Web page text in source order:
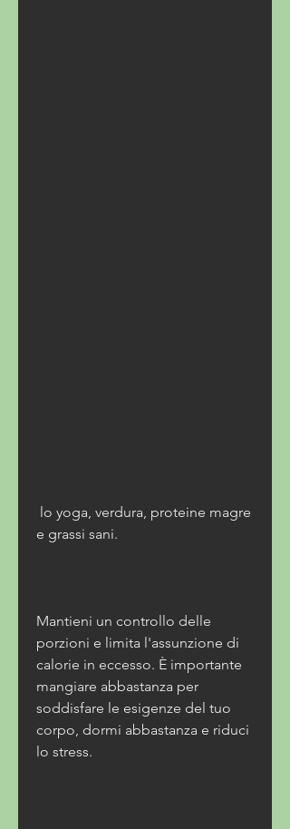
e grassi sani.
Mantieni un controllo delle
porzioni e limita l'assunzione di
calorie in eccesso. È importante
mangiare abbastanza per
soddisfare le esigenze del tuo
corpo, dormi abbastanza e riduci
lo stress.